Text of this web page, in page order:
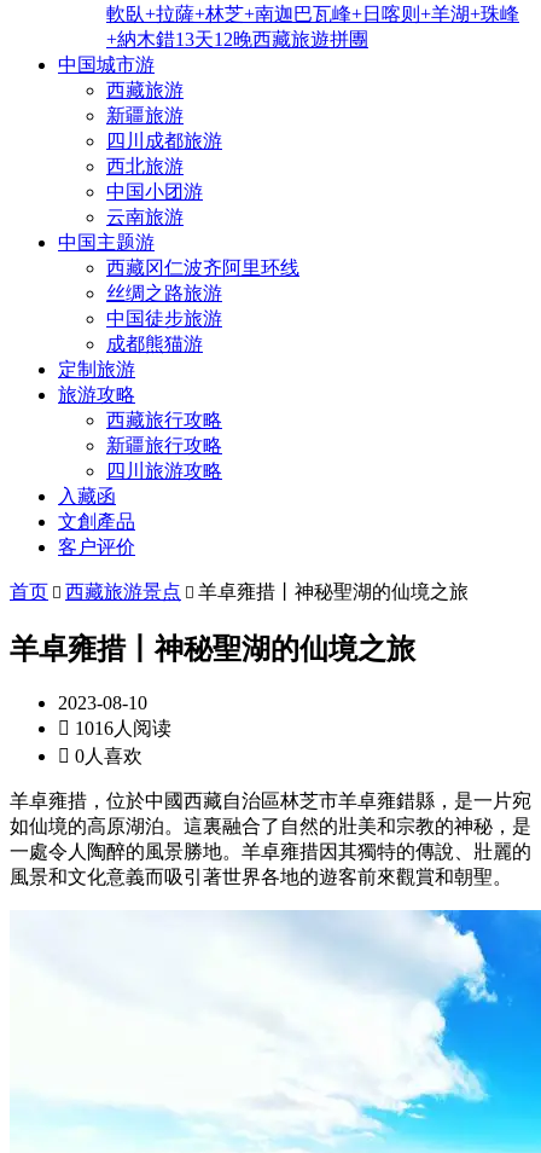
軟臥+拉薩+林芝+南迦巴瓦峰+日喀则+羊湖+珠峰
+納木錯13天12晚西藏旅遊拼團
中国城市游
西藏旅游
新疆旅游
四川成都旅游
西北旅游
中国小团游
云南旅游
中国主题游
西藏冈仁波齐阿里环线
丝绸之路旅游
中国徒步旅游
成都熊猫游
定制旅游
旅游攻略
西藏旅行攻略
新疆旅行攻略
四川旅游攻略
入藏函
文創產品
客户评价
首页  西藏旅游景点  羊卓雍措丨神秘聖湖的仙境之旅
羊卓雍措丨神秘聖湖的仙境之旅
2023-08-10
 1016人阅读
 0人喜欢
羊卓雍措，位於中國西藏自治區林芝市羊卓雍錯縣，是一片宛
如仙境的高原湖泊。這裏融合了自然的壯美和宗教的神秘，是
一處令人陶醉的風景勝地。羊卓雍措因其獨特的傳說、壯麗的
風景和文化意義而吸引著世界各地的遊客前來觀賞和朝聖。